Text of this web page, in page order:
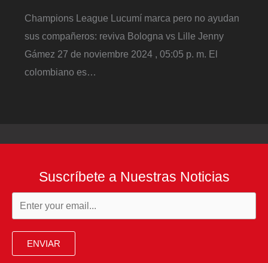
Champions League Lucumí marca pero no ayudan
sus compañeros: reviva Bologna vs Lille Jenny
Gámez 27 de noviembre 2024 , 05:05 p. m. El
colombiano es…
Suscríbete a Nuestras Noticias
ENVIAR